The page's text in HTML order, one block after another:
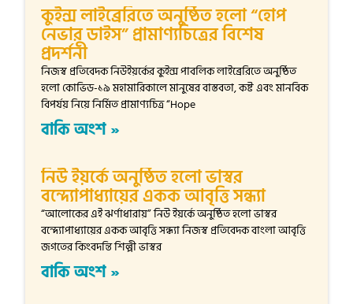
কুইন্স লাইব্রেরিতে অনুষ্ঠিত হলো “হোপ
নেভার ডাইস” প্রামাণ্যচিত্রের বিশেষ
প্রদর্শনী
নিজস্ব প্রতিবেদক নিউইয়র্কের কুইন্স পাবলিক লাইব্রেরিতে অনুষ্ঠিত
হলো কোভিড-১৯ মহামারিকালে মানুষের বাস্তবতা, কষ্ট এবং মানবিক
বিপর্যয় নিয়ে নির্মিত প্রামাণ্যচিত্র “Hope
বাকি অংশ »
নিউ ইয়র্কে অনুষ্ঠিত হলো ভাস্বর
বন্দ্যোপাধ্যায়ের একক আবৃত্তি সন্ধ্যা
“আলোকের এই ঝর্ণাধারায়” নিউ ইয়র্কে অনুষ্ঠিত হলো ভাস্বর
বন্দ্যোপাধ্যায়ের একক আবৃত্তি সন্ধ্যা নিজস্ব প্রতিবেদক বাংলা আবৃত্তি
জগতের কিংবদন্তি শিল্পী ভাস্বর
বাকি অংশ »